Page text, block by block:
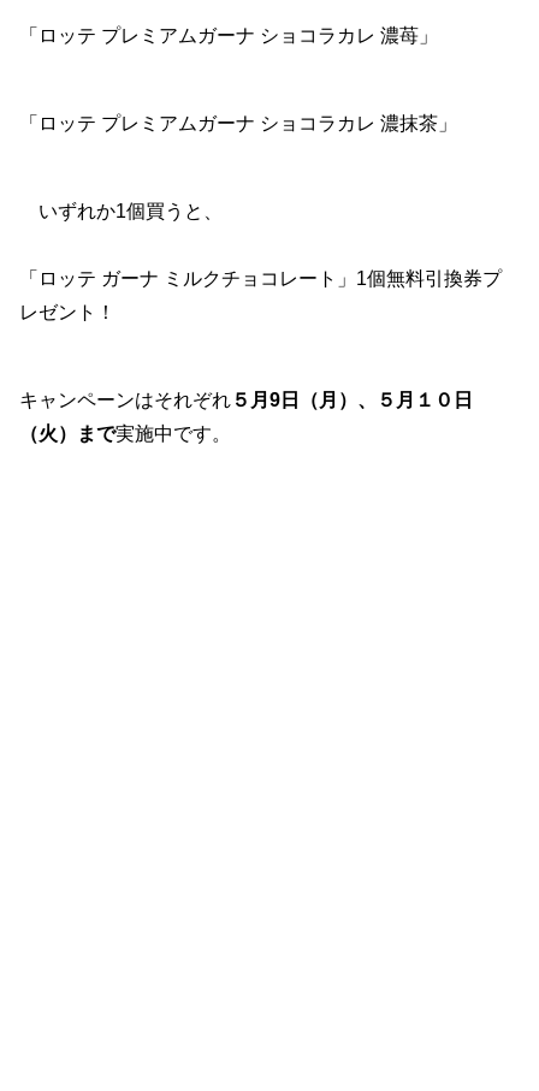
「ロッテ プレミアムガーナ ショコラカレ 濃苺」
「ロッテ プレミアムガーナ ショコラカレ 濃抹茶」
いずれか1個買うと、
「ロッテ ガーナ ミルクチョコレート」1個無料引換券プ
レゼント！
キャンペーンはそれぞれ ５月9日（月）、５月１０日
（火）まで実施中です。